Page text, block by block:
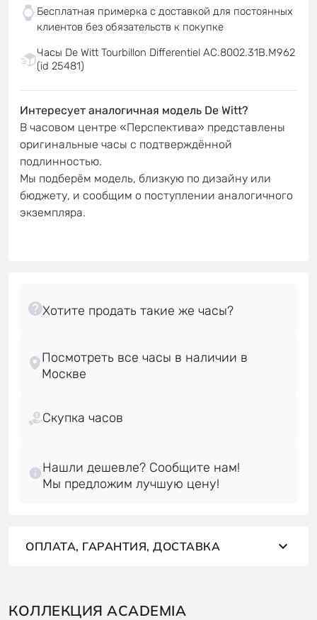
Бесплатная примерка с доставкой для постоянных
клиентов без обязательств к покупке
Часы De Witt Tourbillon Differentiel AC.8002.31B.M962
(id 25481)
Интересует аналогичная модель De Witt?
В часовом центре «Перспектива» представлены
оригинальные часы с подтверждённой
подлинностью.
Мы подберём модель, близкую по дизайну или
бюджету, и сообщим о поступлении аналогичного
экземпляра.
Посмотреть все часы в наличии в
Скупка часов
Нашли дешевле? Сообщите нам!
ОПЛАТА, ГАРАНТИЯ, ДОСТАВКА
КОЛЛЕКЦИЯ ACADEMIA